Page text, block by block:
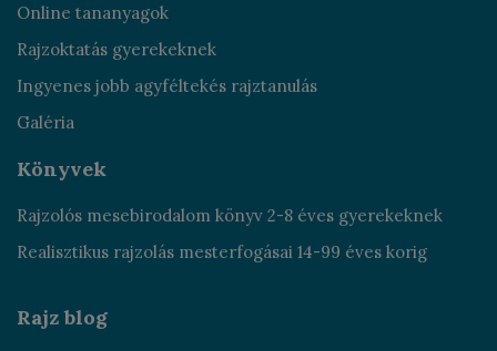
Online tananyagok
Rajzoktatás gyerekeknek
Ingyenes jobb agyféltekés rajztanulás
Galéria
Könyvek
Rajzolós mesebirodalom könyv 2-8 éves gyerekeknek
Realisztikus rajzolás mesterfogásai 14-99 éves korig
Rajz blog